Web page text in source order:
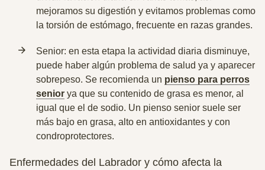
mejoramos su digestión y evitamos problemas como
la torsión de estómago, frecuente en razas grandes.
Senior: en esta etapa la actividad diaria disminuye,
puede haber algún problema de salud ya y aparecer
sobrepeso. Se recomienda un pienso para perros
senior ya que su contenido de grasa es menor, al
igual que el de sodio. Un pienso senior suele ser
más bajo en grasa, alto en antioxidantes y con
condroprotectores.
Enfermedades del Labrador y cómo afecta la